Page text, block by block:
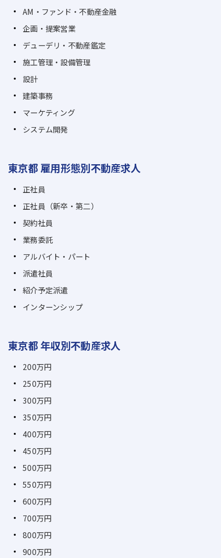
AM・ファンド・不動産金融
企画・提案営業
デューデリ・不動産鑑定
施工管理・設備管理
設計
建築事務
マーケティング
システム開発
東京都 雇用形態別不動産求人
正社員
正社員（新卒・第二）
契約社員
業務委託
アルバイト・パート
派遣社員
紹介予定派遣
インターンシップ
東京都 年収別不動産求人
200万円
250万円
300万円
350万円
400万円
450万円
500万円
550万円
600万円
700万円
800万円
900万円